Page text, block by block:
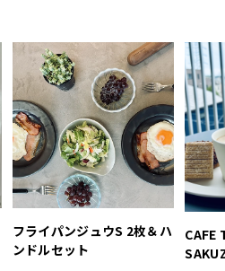
素敵なギフトを
ありがとうございました
#hyacca #結婚祝い
#お祝い #プレゼント
真っ
いい
#結婚
淡色
結婚
色イ
フライパンジュウS 2枚＆ハ
ンドルセット
CAFE